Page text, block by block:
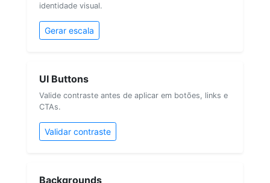
identidade visual.
Gerar escala
UI Buttons
Valide contraste antes de aplicar em botões, links e
CTAs.
Validar contraste
Backgrounds